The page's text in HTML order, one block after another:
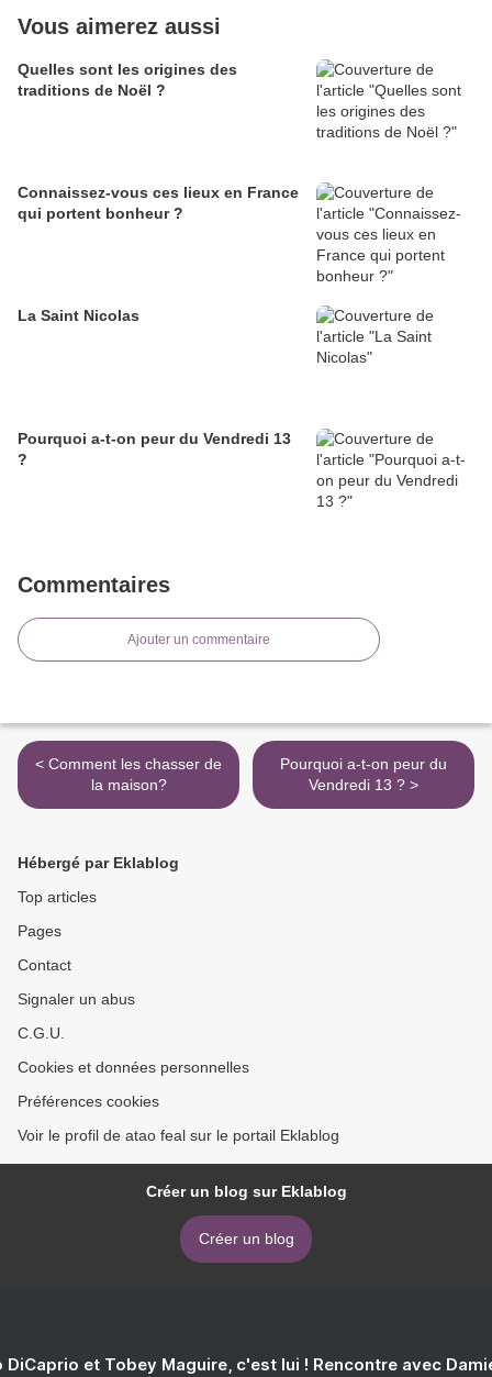
Vous aimerez aussi
Quelles sont les origines des
traditions de Noël ?
Connaissez-vous ces lieux en France
qui portent bonheur ?
La Saint Nicolas
Pourquoi a-t-on peur du Vendredi 13
?
Commentaires
Ajouter un commentaire
< Comment les chasser de
la maison?
Pourquoi a-t-on peur du
Vendredi 13 ? >
Hébergé par Eklablog
Top articles
Pages
Contact
Signaler un abus
C.G.U.
Cookies et données personnelles
Préférences cookies
Voir le profil de atao feal sur le portail Eklablog
Créer un blog sur Eklablog
Créer un blog
DiCaprio et Tobey Maguire, c'est lui ! Rencontre avec